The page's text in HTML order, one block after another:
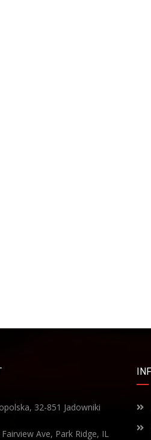
32-851 Jadowniki
Fairview Ave, Park Ridge, IL